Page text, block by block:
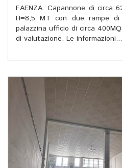
FAENZA. Capannone di circa
H=8,5 MT con due rampe
palazzina ufficio di circa
di valutazione. Le informazioni...